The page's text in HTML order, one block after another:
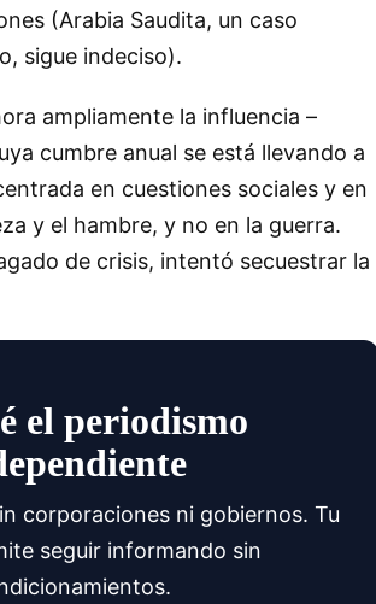
(Arabia Saudita, un caso
sigue indeciso).
ampliamente la influencia –
cumbre anual se está llevando a
en cuestiones sociales y en
y el hambre, y no en la guerra.
de crisis, intentó secuestrar la
el periodismo
corporaciones ni gobiernos. Tu
seguir informando sin